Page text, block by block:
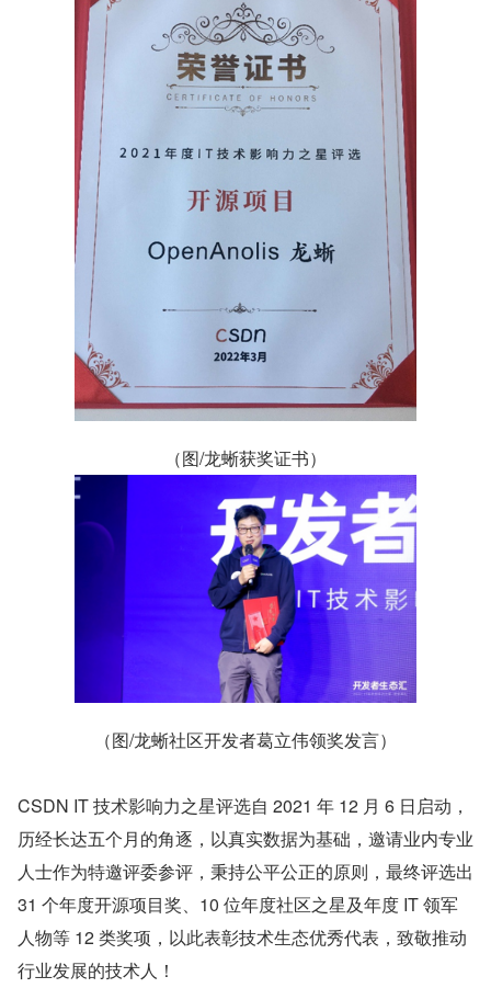
（图/龙蜥获奖证书）
（图/龙蜥社区开发者葛立伟领奖发言）
CSDN IT 技术影响力之星评选自 2021 年 12 月 6 日启动，
历经长达五个月的角逐，以真实数据为基础，邀请业内专业
人士作为特邀评委参评，秉持公平公正的原则，最终评选出
31 个年度开源项目奖、10 位年度社区之星及年度 IT 领军
人物等 12 类奖项，以此表彰技术生态优秀代表，致敬推动
行业发展的技术人！